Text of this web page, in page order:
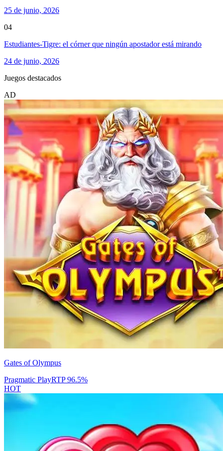
25 de junio, 2026
04
Estudiantes-Tigre: el córner que ningún apostador está mirando
24 de junio, 2026
Juegos destacados
AD
Gates of Olympus
Pragmatic PlayRTP96.5%
HOT